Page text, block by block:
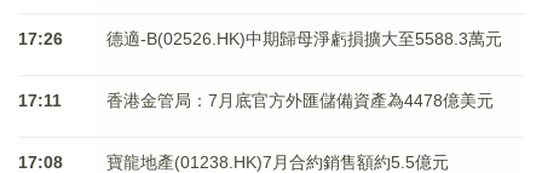
17:26 德適-B(02526.HK)中期歸母淨虧損擴大至5588.3萬元
17:11 香港金管局：7月底官方外匯儲備資產為4478億美元
17:08 寶龍地產(01238.HK)7月合約銷售額約5.5億元